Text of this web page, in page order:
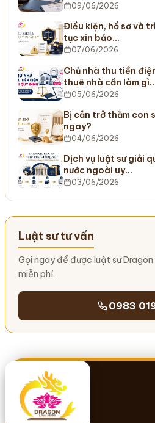
09/06/2026
Điều kiện, hồ sơ và
tục xin bảo…
07/06/2026
Chủ nhà thu tiền
thuê nhà cần làm
05/06/2026
Bị cản trở thăm con
ngay?
04/06/2026
Dịch vụ luật sư giải
nước ngoài uy…
03/06/2026
Luật sư tư vấn
Gọi ngay để được luật sư
miễn phí.
0983